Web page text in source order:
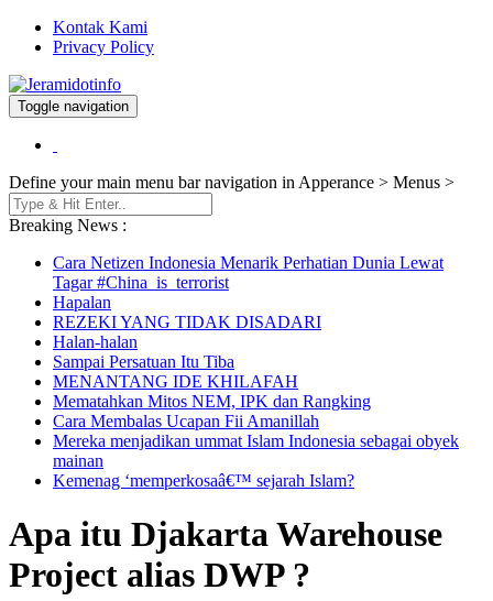
Kontak Kami
Privacy Policy
Jeramidotinfo
Berita dan Informasi Terkini
Toggle navigation
Define your main menu bar navigation in Apperance > Menus >
Breaking News :
Cara Netizen Indonesia Menarik Perhatian Dunia Lewat
Tagar #China_is_terrorist
Hapalan
REZEKI YANG TIDAK DISADARI
Halan-halan
Sampai Persatuan Itu Tiba
MENANTANG IDE KHILAFAH
Mematahkan Mitos NEM, IPK dan Rangking
Cara Membalas Ucapan Fii Amanillah
Mereka menjadikan ummat Islam Indonesia sebagai obyek
mainan
Kemenag ‘memperkosaâ€™ sejarah Islam?
Apa itu Djakarta Warehouse
Project alias DWP ?